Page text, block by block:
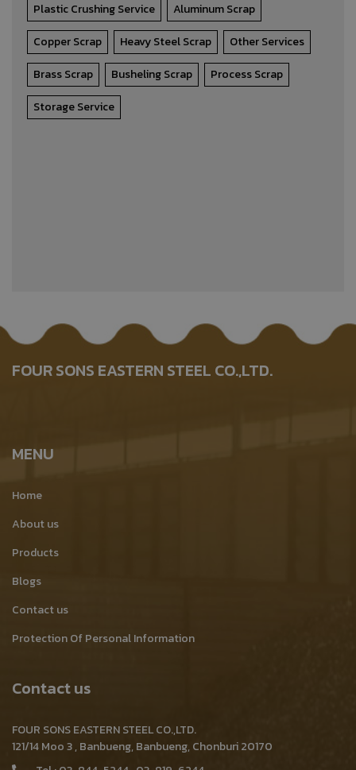
Plastic Crushing Service
Aluminum Scrap
Copper Scrap
Heavy Steel Scrap
Other Services
Brass Scrap
Busheling Scrap
Process Scrap
Storage Service
FOUR SONS EASTERN STEEL CO.,LTD.
MENU
Home
About us
Products
Blogs
Contact us
Protection Of Personal Information
Contact us
FOUR SONS EASTERN STEEL CO.,LTD.
121/14 Moo 3 , Banbueng, Banbueng, Chonburi 20170